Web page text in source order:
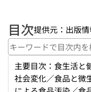
目次提供元：出版情
主要目次：食生活と
社会変化／食品と微